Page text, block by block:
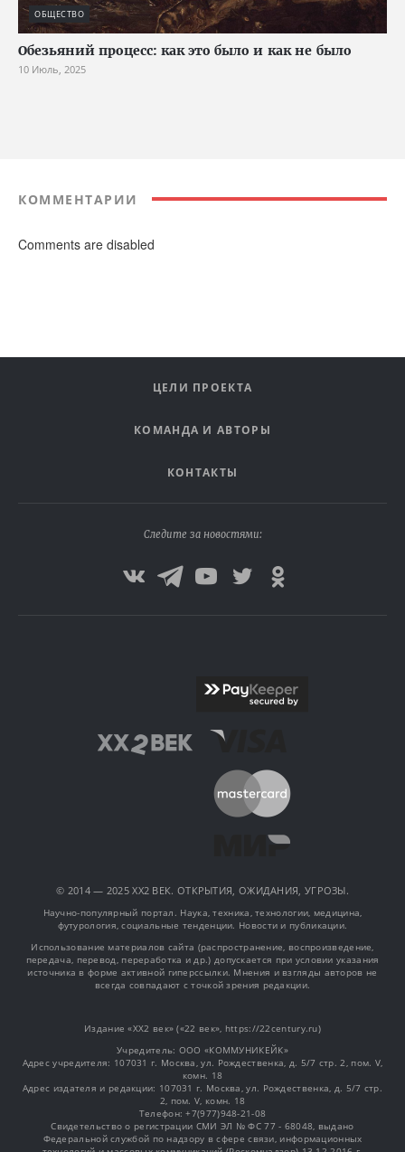
ОБЩЕСТВО
Обезьяний процесс: как это было и как не было
10 Июль, 2025
КОММЕНТАРИИ
Comments are disabled
ЦЕЛИ ПРОЕКТА
КОМАНДА И АВТОРЫ
КОНТАКТЫ
Следите за новостями:
© 2014 — 2025 XX2 ВЕК. ОТКРЫТИЯ, ОЖИДАНИЯ, УГРОЗЫ.
Научно-популярный портал. Наука, техника, технологии, медицина,
футурология, социальные тенденции. Новости и публикации.
Использование материалов сайта (распространение, воспроизведение,
передача, перевод, переработка и др.) допускается при условии указания
источника в форме активной гиперссылки. Мнения и взгляды авторов не
всегда совпадают с точкой зрения редакции.
Издание «XX2 век» («22 век», https://22century.ru)
Учредитель: OOO «КОММУНИКЕЙК»
Адрес учредителя: 107031 г. Москва, ул. Рождественка, д. 5/7 стр. 2, пом. V,
комн. 18
Адрес издателя и редакции: 107031 г. Москва, ул. Рождественка, д. 5/7 стр.
2, пом. V, комн. 18
Телефон: +7(977)948-21-08
Свидетельство о регистрации СМИ ЭЛ № ФС 77 - 68048, выдано
Федеральной службой по надзору в сфере связи, информационных